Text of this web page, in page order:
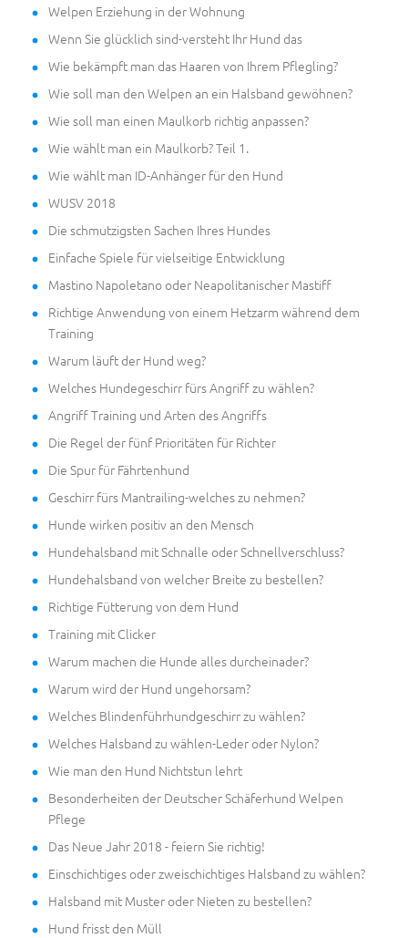
Welpen Erziehung in der Wohnung
Wenn Sie glücklich sind-versteht Ihr Hund das
Wie bekämpft man das Haaren von Ihrem Pflegling?
Wie soll man den Welpen an ein Halsband gewöhnen?
Wie soll man einen Maulkorb richtig anpassen?
Wie wählt man ein Maulkorb? Teil 1.
Wie wählt man ID-Anhänger für den Hund
WUSV 2018
Die schmutzigsten Sachen Ihres Hundes
Einfache Spiele für vielseitige Entwicklung
Mastino Napoletano oder Neapolitanischer Mastiff
Richtige Anwendung von einem Hetzarm während dem
Training
Warum läuft der Hund weg?
Welches Hundegeschirr fürs Angriff zu wählen?
Angriff Training und Arten des Angriffs
Die Regel der fünf Prioritäten für Richter
Die Spur für Fährtenhund
Geschirr fürs Mantrailing-welches zu nehmen?
Hunde wirken positiv an den Mensch
Hundehalsband mit Schnalle oder Schnellverschluss?
Hundehalsband von welcher Breite zu bestellen?
Richtige Fütterung von dem Hund
Training mit Clicker
Warum machen die Hunde alles durcheinader?
Warum wird der Hund ungehorsam?
Welches Blindenführhundgeschirr zu wählen?
Welches Halsband zu wählen-Leder oder Nylon?
Wie man den Hund Nichtstun lehrt
Besonderheiten der Deutscher Schäferhund Welpen
Pflege
Das Neue Jahr 2018 - feiern Sie richtig!
Einschichtiges oder zweischichtiges Halsband zu wählen?
Halsband mit Muster oder Nieten zu bestellen?
Hund frisst den Müll